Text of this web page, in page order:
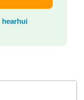
hearhui